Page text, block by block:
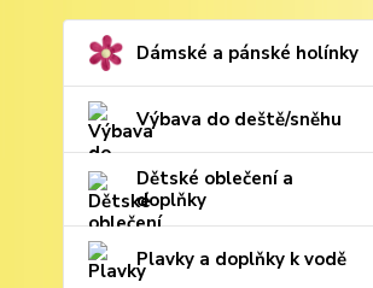
Dámské a pánské holínky
Výbava do deště/sněhu
Dětské oblečení a
doplňky
Plavky a doplňky k vodě